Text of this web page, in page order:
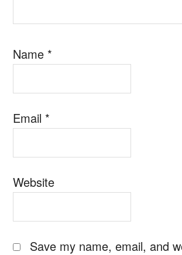
Name *
Email *
Website
Save my name, email, and